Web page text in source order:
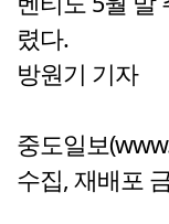
렸다.
방원기 기자
중도일보
수집, 재배포